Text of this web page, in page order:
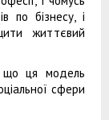
по бізнесу, і
життєвий
що ця модель
сфери